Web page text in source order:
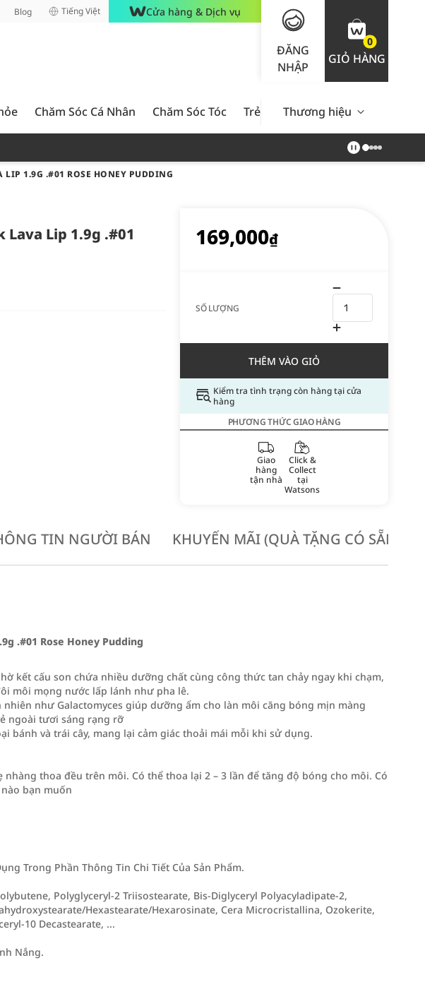
Blog Tiếng Việt Cửa hàng & Dịch vụ
ĐĂNG
NHẬP
0
GIỎ HÀNG
Chăm Sóc Cá Nhân Chăm Sóc Tóc Trẻ Em Nam Giới Chăm Sóc
Thương hiệu
1.9G .#01 ROSE HONEY PUDDING
Lip 1.9g .#01
169,000₫
SỐ LƯỢNG
THÊM VÀO GIỎ
Kiểm tra tình trạng còn hàng tại cửa
hàng
PHƯƠNG THỨC GIAO HÀNG
Giao
hàng
tận nhà
Click &
Collect
tại
Watsons
TIN NGƯỜI BÁN KHUYẾN MÃI (QUÀ TẶNG CÓ SẴN
.#01 Rose Honey Pudding
kết cấu son chứa nhiều dưỡng chất cùng công thức tan chảy ngay khi chạm,
môi mọng nước lấp lánh như pha lê.
như Galactomyces giúp dưỡng ẩm cho làn môi căng bóng mịn màng
ngoài tươi sáng rạng rỡ
bánh và trái cây, mang lại cảm giác thoải mái mỗi khi sử dụng.
nhàng thoa đều trên môi. Có thể thoa lại 2 – 3 lần để tăng độ bóng cho môi. Có
bạn muốn
Trong Phần Thông Tin Chi Tiết Của Sản Phẩm.
Polyglyceryl-2 Triisostearate, Bis-Diglyceryl Polyacyladipate-2,
Hexastearate/Hexarosinate, Cera Microcristallina, Ozokerite,
10 Decastearate, ...
Nắng.